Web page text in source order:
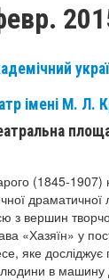
імені М. Л.
(1845-
драматичної
з вершин
«Хазяїн» у
яке досліджує
в машину